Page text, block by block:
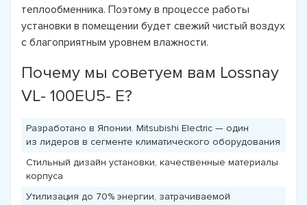
теплообменника. Поэтому в процессе работы
установки в помещении будет свежий чистый воздух
с благоприятным уровнем влажности.
Почему мы советуем вам Lossnay
VL- 100EU5- E?
Разработано в Японии. Mitsubishi Electric — один
из лидеров в сегменте климатического оборудования
Стильный дизайн установки, качественные материалы
корпуса
Утилизация до 70% энергии, затрачиваемой